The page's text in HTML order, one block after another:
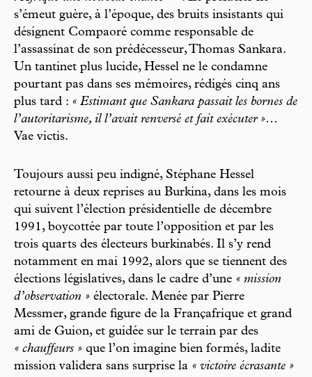
s’émeut guère, à l’époque, des bruits insistants qui
désignent Compaoré comme responsable de
l’assassinat de son prédécesseur, Thomas Sankara.
Un tantinet plus lucide, Hessel ne le condamne
pourtant pas dans ses mémoires, rédigés cinq ans
plus tard : « Estimant que Sankara passait les bornes de
l’autoritarisme, il l’avait renversé et fait exécuter »…
Vae victis.
Toujours aussi peu indigné, Stéphane Hessel
retourne à deux reprises au Burkina, dans les mois
qui suivent l’élection présidentielle de décembre
1991, boycottée par toute l’opposition et par les
trois quarts des électeurs burkinabés. Il s’y rend
notamment en mai 1992, alors que se tiennent des
élections législatives, dans le cadre d’une « mission
d’observation » électorale. Menée par Pierre
Messmer, grande figure de la Françafrique et grand
ami de Guion, et guidée sur le terrain par des
« chauffeurs » que l’on imagine bien formés, ladite
mission validera sans surprise la « victoire écrasante »